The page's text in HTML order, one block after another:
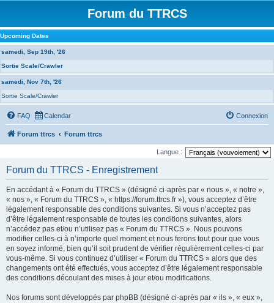
Forum du TTRCS
Upcoming Dates
samedi, Sep 19th, '26
Sortie Scale/Crawler
samedi, Nov 7th, '26
Sortie Scale/Crawler
FAQ Calendar Connexion
Forum ttrcs Forum ttrcs
Langue :
Forum du TTRCS - Enregistrement
En accédant à « Forum du TTRCS » (désigné ci-après par « nous », « notre »,
« nos », « Forum du TTRCS », « https://forum.ttrcs.fr »), vous acceptez d’être
légalement responsable des conditions suivantes. Si vous n’acceptez pas
d’être légalement responsable de toutes les conditions suivantes, alors
n’accédez pas et/ou n’utilisez pas « Forum du TTRCS ». Nous pouvons
modifier celles-ci à n’importe quel moment et nous ferons tout pour que vous
en soyez informé, bien qu’il soit prudent de vérifier régulièrement celles-ci par
vous-même. Si vous continuez d’utiliser « Forum du TTRCS » alors que des
changements ont été effectués, vous acceptez d’être légalement responsable
des conditions découlant des mises à jour et/ou modifications.
Nos forums sont développés par phpBB (désigné ci-après par « ils », « eux »,